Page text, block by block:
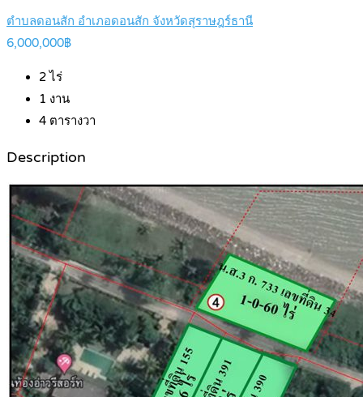
ตำบลดอนสัก อำเภอดอนสัก จังหวัดสุราษฎร์ธานี
6,000,000฿
2ไร่
1 งาน
4 ตารางวา
Description